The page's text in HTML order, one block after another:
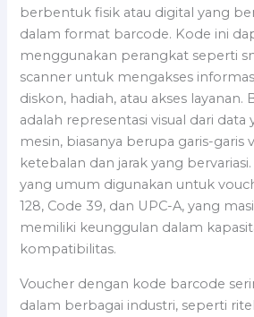
berbentuk fisik atau digital yang
dalam format barcode. Kode ini
menggunakan perangkat seperti
scanner untuk mengakses
diskon, hadiah, atau akses layanan.
adalah representasi visual dari data
mesin, biasanya berupa garis-garis
ketebalan dan jarak yang
yang umum digunakan untuk
128, Code 39, dan UPC-A, yang
memiliki keunggulan dalam
kompatibilitas.
Voucher dengan kode barcode
dalam berbagai industri, seperti